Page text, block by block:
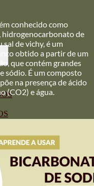
conhecido como
de
de vichy, é um
obtido a partir de um
que contém grandes
sódio. É um composto
na presença de ácido
(CO2) e água.